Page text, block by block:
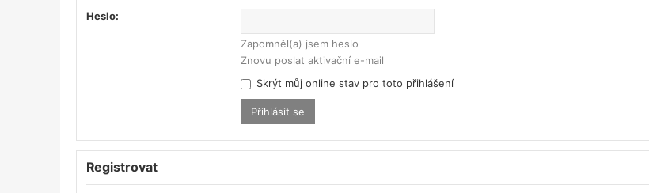
Heslo:
Zapomněl(a) jsem heslo
Znovu poslat aktivační e-mail
Skrýt můj online stav pro toto přihlášení
Registrovat